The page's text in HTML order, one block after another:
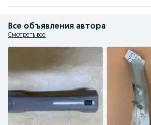
Все объявления автора
Смотреть все